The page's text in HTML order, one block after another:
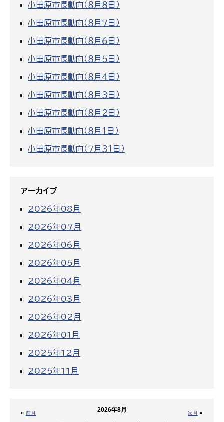
小田原市長動向（８月８日）
小田原市長動向（８月７日）
小田原市長動向（８月６日）
小田原市長動向（８月５日）
小田原市長動向（８月４日）
小田原市長動向（８月３日）
小田原市長動向（８月２日）
小田原市長動向（８月１日）
小田原市長動向（７月３１日）
アーカイブ
2026年08月
2026年07月
2026年06月
2026年05月
2026年04月
2026年03月
2026年02月
2026年01月
2025年12月
2025年11月
« 前月 次月 »
2026年8月